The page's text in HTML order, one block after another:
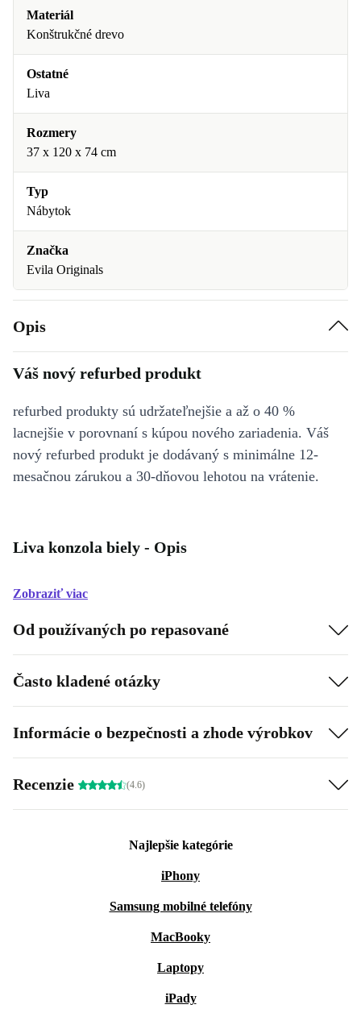
Materiál
Konštrukčné drevo
Ostatné
Liva
Rozmery
37 x 120 x 74 cm
Typ
Nábytok
Značka
Evila Originals
Opis
Váš nový refurbed produkt
refurbed produkty sú udržateľnejšie a až o 40 %
lacnejšie v porovnaní s kúpou nového zariadenia. Váš
nový refurbed produkt je dodávaný s minimálne 12-
mesačnou zárukou a 30-dňovou lehotou na vrátenie.
Liva konzola biely - Opis
Zobraziť viac
Od používaných po repasované
Často kladené otázky
Informácie o bezpečnosti a zhode výrobkov
Recenzie (4.6)
Najlepšie kategórie
iPhony
Samsung mobilné telefóny
MacBooky
Laptopy
iPady